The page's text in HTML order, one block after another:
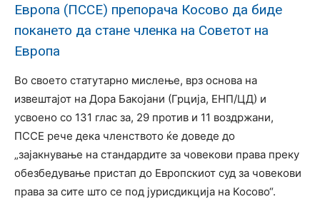
Европа (ПССЕ) препорача Косово да биде
покането да стане членка на Советот на
Европа
Во своето статутарно мислење, врз основа на
извештајот на Дора Бакојани (Грција, ЕНП/ЦД) и
усвоено со 131 глас за, 29 против и 11 воздржани,
ПССЕ рече дека членството ќе доведе до
„зајакнување на стандардите за човекови права преку
обезбедување пристап до Европскиот суд за човекови
права за сите што се под јурисдикција на Косово“.